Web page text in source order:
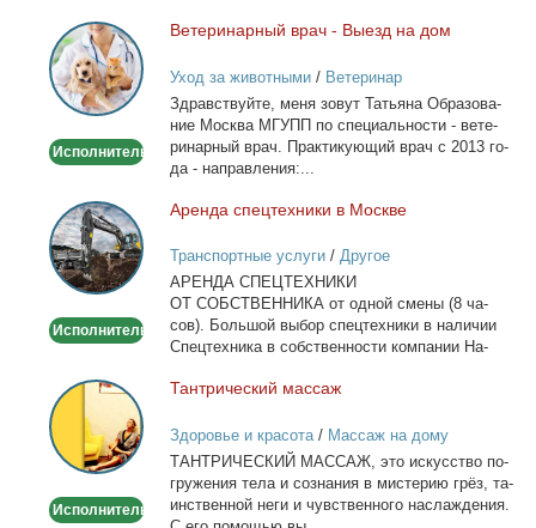
Ветеринарный
врач
-
Выезд
дом
Исполнитель
Ве­те­ри­нар­ный врач - Вы­езд на дом
Уход за животными/ Ветеринар
Здрав­ствуй­те, ме­ня зо­вут Та­тья­на Об­ра­зо­ва­
ние Москва МГУПП по спе­ци­аль­но­сти - ве­те­
ри­нар­ный врач. Прак­ти­ку­ю­щий врач с 2013 го­
да - на­прав­ле­ния:...
Аренда
спецтехники
в
Москве
Исполнитель
Арен­да спец­тех­ни­ки в Москве
Транспортные услуги/ Другое
АРЕНДА СПЕЦТЕХНИКИ
ОТ СОБСТВЕННИКА от од­ной сме­ны (8 ча­
сов). Боль­шой вы­бор спец­тех­ни­ки в на­ли­чии
Спец­тех­ни­ка в соб­ствен­но­сти ком­па­нии На­
Тантрический
массаж
Исполнитель
Тан­три­че­ский мас­саж
Здоровье и красота/ Массаж на дому
ТАНТРИЧЕСКИЙ МАССАЖ, это ис­кус­ство по­
гру­же­ния те­ла и со­зна­ния в ми­сте­рию грёз, та­
ин­ствен­ной неги и чув­ствен­но­го на­сла­жде­ния.